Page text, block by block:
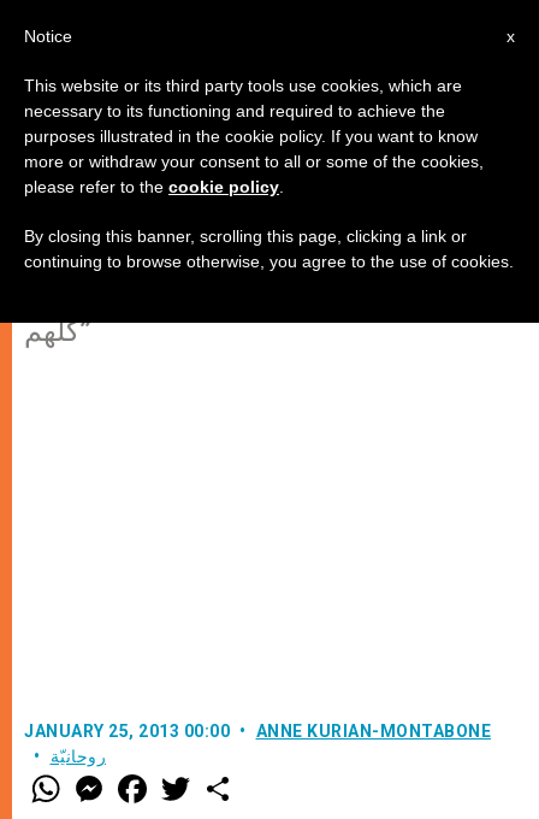
ثلاثية "يسوع الناصري"، بقلم المطران
مولر
كلّهم”
JANUARY 25, 2013 00:00
ANNE KURIAN-MONTABONE
روحانيّة
W
h
M
e
F
a w
x
Notice
This website or its third party tools use cookies, which are
necessary to its functioning and required to achieve the
purposes illustrated in the cookie policy. If you want to know
more or withdraw your consent to all or some of the cookies,
please refer to the cookie policy
By closing this banner, scrolling this page, clicking a link or
continuing to browse otherwise, you agree to the use of cookies.